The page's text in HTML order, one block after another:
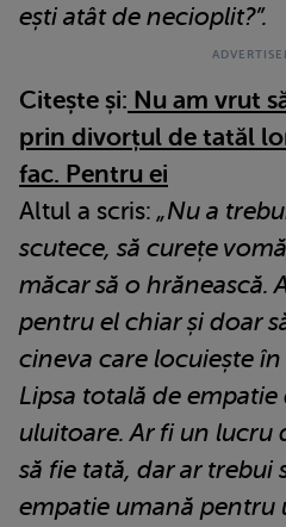
ești atât de necioplit?”.
Citește și: Nu am vrut
prin divorțul de tatăl
fac. Pentru ei
Altul a scris: „Nu a
scutece, să curețe
măcar să o hrănească.
pentru el chiar și doar
cineva care locuiește
Lipsa totală de
uluitoare. Ar fi un lucru
să fie tată, dar ar trebui
empatie umană pentru